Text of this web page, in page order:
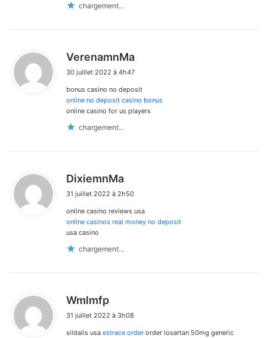
chargement…
VerenamnMa
:
30 juillet 2022 à 4h47
bonus casino no deposit
online no deposit casino bonus
online casino for us players
chargement…
DixiemnMa
t
:
31 juillet 2022 à 2h50
online casino reviews usa
online casinos real money no deposit
usa casino
chargement…
Wmlmfp
t
31 juillet 2022 à 3h08
sildalis usa estrace order order losartan 50mg generic